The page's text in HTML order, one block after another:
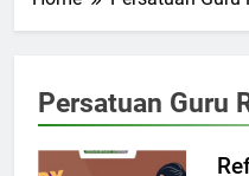
Persatuan Guru